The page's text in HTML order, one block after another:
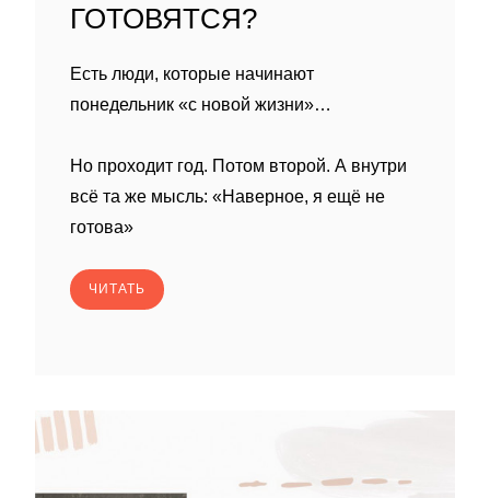
ГОТОВЯТСЯ?
Есть люди, которые начинают
понедельник «с новой жизни»…
Но проходит год. Потом второй. А внутри
всё та же мысль: «Наверное, я ещё не
готова»
ЧИТАТЬ